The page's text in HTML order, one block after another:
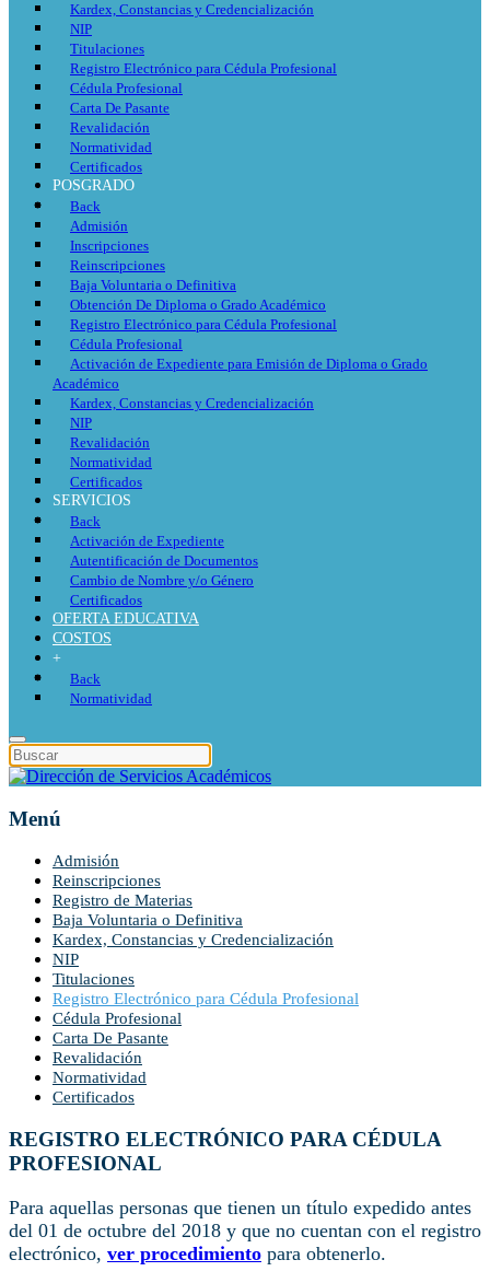
Kardex, Constancias y Credencialización
NIP
Titulaciones
Registro Electrónico para Cédula Profesional
Cédula Profesional
Carta De Pasante
Revalidación
Normatividad
Certificados
POSGRADO
Back
Admisión
Inscripciones
Reinscripciones
Baja Voluntaria o Definitiva
Obtención De Diploma o Grado Académico
Registro Electrónico para Cédula Profesional
Cédula Profesional
Activación de Expediente para Emisión de Diploma o Grado
Académico
Kardex, Constancias y Credencialización
NIP
Revalidación
Normatividad
Certificados
SERVICIOS
Back
Activación de Expediente
Autentificación de Documentos
Cambio de Nombre y/o Género
Certificados
OFERTA EDUCATIVA
COSTOS
+
Back
Normatividad
Menú
Admisión
Reinscripciones
Registro de Materias
Baja Voluntaria o Definitiva
Kardex, Constancias y Credencialización
NIP
Titulaciones
Registro Electrónico para Cédula Profesional
Cédula Profesional
Carta De Pasante
Revalidación
Normatividad
Certificados
REGISTRO ELECTRÓNICO PARA CÉDULA
PROFESIONAL
Para aquellas personas que tienen un título expedido antes
del 01 de octubre del 2018 y que no cuentan con el registro
electrónico, ver procedimiento para obtenerlo.